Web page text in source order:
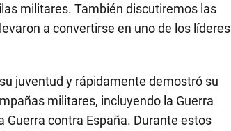
militares. También discutiremos las
a convertirse en uno de los líderes
juventud y rápidamente demostró su
militares, incluyendo la Guerra
Guerra contra España. Durante estos